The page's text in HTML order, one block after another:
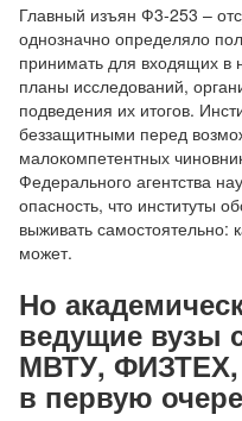
Главный изъян Ф3-253 –
однозначно определяло
принимать для входящих в
планы исследований,
подведения их итогов.
беззащитными перед
малокомпетентных
Федерального агентства
опасность, что институты
выживать самостоятельно:
может.
Но
ведущие вузы
МВТУ,
в первую